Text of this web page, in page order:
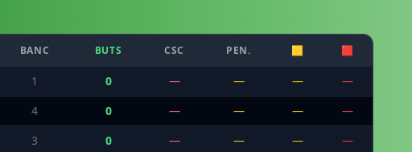
BANC BUTS CSC PEN. 🟨 🟥
1 0 — — —
—
4 0 — — —
—
3 0 — — —
—